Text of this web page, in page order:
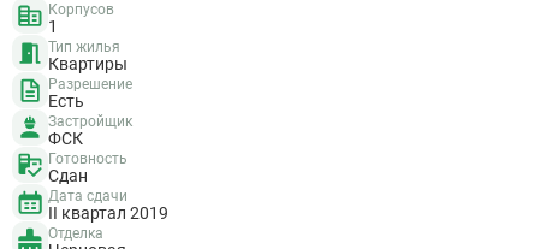
Корпусов
1
Тип жилья
Квартиры
Разрешение
Есть
Застройщик
ФСК
Готовность
Сдан
Дата сдачи
II квартал 2019
Отделка